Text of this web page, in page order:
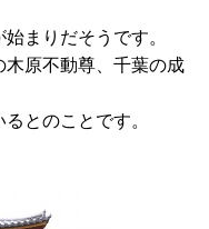
まりだそうです。
原不動尊、千葉の成
とのことです。